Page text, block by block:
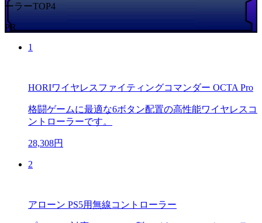
ーラーTOP4
PR
1
HORIワイヤレスファイティングコマンダー OCTA Pro
格闘ゲームに最適な6ボタン配置の高性能ワイヤレスコ
ントローラーです。
28,308円
2
アローン PS5用無線コントローラー